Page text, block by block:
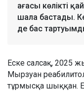
ағасы көлікті
шала бастады.
де бас
Еске салсақ, 2025
Мырзуан
тұрмысқа шыққан.